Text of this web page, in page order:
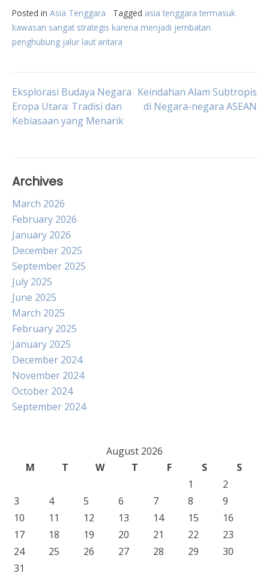
Posted in Asia Tenggara Tagged asia tenggara termasuk
kawasan sangat strategis karena menjadi jembatan
penghubung jalur laut antara
Post
navigation
Eksplorasi Budaya Negara
Eropa Utara: Tradisi dan
Kebiasaan yang Menarik
Keindahan Alam Subtropis
di Negara-negara ASEAN
Archives
March 2026
February 2026
January 2026
December 2025
September 2025
July 2025
June 2025
March 2025
February 2025
January 2025
December 2024
November 2024
October 2024
September 2024
August 2026
M
T W T F S
S
1
2
3
4 5 6 7 8
9
10
11 12 13 14 15
16
17
18 19 20 21 22
23
24
25 26 27 28 29
30
31